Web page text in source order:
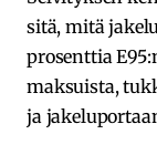
sitä, mitä
prosenttia
maksuista,
ja